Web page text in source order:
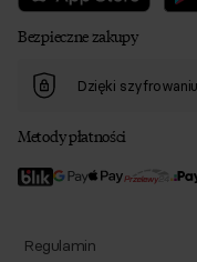
Bezpieczne zakupy
Dzięki szyfrowaniu
Metody płatności
Regulamin